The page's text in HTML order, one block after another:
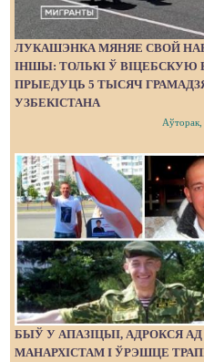
ЛУКАШЭНКА МЯНЯЕ СВОЙ
ІНШЫ: ТОЛЬКІ Ў ВІЦЕБСКУЮ
ПРЫЕДУЦЬ 5 ТЫСЯЧ
УЗБЕКІСТАНА
БЫЎ У АПАЗІЦЫІ, АДРОКСЯ АД
МАНАРХІСТАМ І ЎРЭШЦЕ